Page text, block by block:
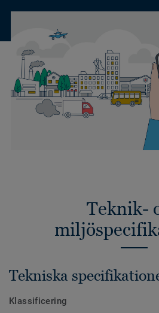
Teknik-
Tekniska
Klassificering